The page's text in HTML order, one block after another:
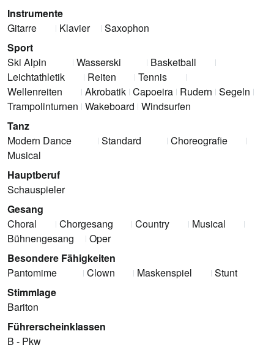
Instrumente
Gitarre
Klavier
Saxophon
Sport
Ski Alpin
Wasserski
Basketball
Leichtathletik
Reiten
Tennis
Wellenreiten
Akrobatik Capoeira Rudern Segeln
Trampolinturnen Wakeboard Windsurfen
Tanz
Modern Dance
Standard
Choreografie
Musical
Hauptberuf
Schauspieler
Gesang
Choral
Chorgesang Country
Musical
Bühnengesang
Oper
Besondere Fähigkeiten
Pantomime
Clown Maskenspiel
Stunt
Stimmlage
Bariton
Führerscheinklassen
B - Pkw